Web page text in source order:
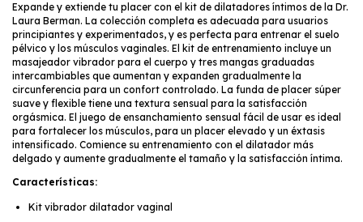
Expande y extiende tu placer con el kit de dilatadores íntimos de la Dr.
Laura Berman. La colección completa es adecuada para usuarios
principiantes y experimentados, y es perfecta para entrenar el suelo
pélvico y los músculos vaginales. El kit de entrenamiento incluye un
masajeador vibrador para el cuerpo y tres mangas graduadas
intercambiables que aumentan y expanden gradualmente la
circunferencia para un confort controlado. La funda de placer súper
suave y flexible tiene una textura sensual para la satisfacción
orgásmica. El juego de ensanchamiento sensual fácil de usar es ideal
para fortalecer los músculos, para un placer elevado y un éxtasis
intensificado. Comience su entrenamiento con el dilatador más
delgado y aumente gradualmente el tamaño y la satisfacción íntima.
Características:
Kit vibrador dilatador vaginal